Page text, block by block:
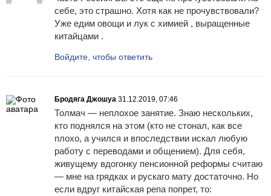
себе, это страшно. Хотя как не прочувствовали?
Уже едим овощи и лук с химией , выращенные
китайцами .
Войдите, чтобы ответить
Бродяга Джошуа 31.12.2019, 07:46
Толмач — неплохое занятие. Знаю нескольких,
кто поднялся на этом (кто не стонал, как все
плохо, а учился и впоследствии искал любую
работу с переводами и общением). Для себя,
живущему вдогонку пенсионной реформы считаю
— мне на грядках и рускаго мату достаточно. Но
если вдруг китайская репа попрет, то: